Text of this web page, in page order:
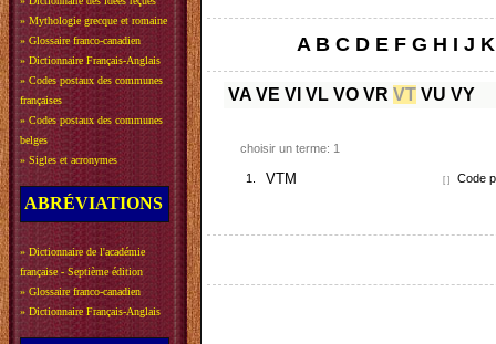
» Mythologie grecque et romaine
» Glossaire franco-canadien
» Dictionnaire Français-Anglais
» Codes postaux des communes
françaises
» Codes postaux des communes
belges
» Sigles et acronymes
ABRÉVIATIONS
» Dictionnaire de l'académie
française - Septième édition
» Glossaire franco-canadien
» Dictionnaire Français-Anglais
A B C D E F G H I J K
VA VE VI VL VO VR VT VU VY
choisir un terme: 1
1. VTM [ ] Code